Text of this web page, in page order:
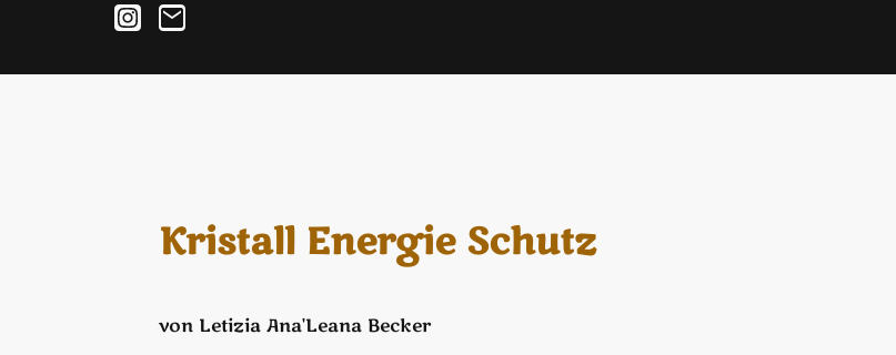
Kristall Energie Schutz
von Letizia Ana'Leana Becker